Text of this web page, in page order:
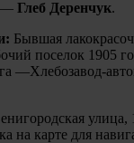
— Глеб Деренчук.
Бывшая
поселок 1905
—Хлебозавод-
на карте для